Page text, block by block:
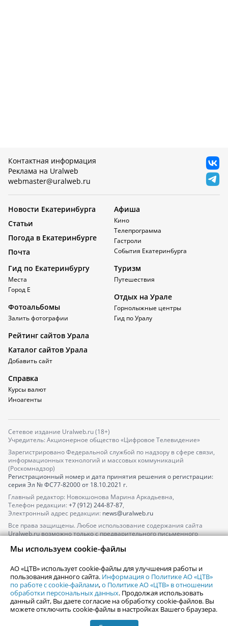
Контактная информация
Реклама на Uralweb
webmaster@uralweb.ru
Новости Екатеринбурга
Статьи
Погода в Екатеринбурге
Почта
Афиша
Кино
Телепрограмма
Гастроли
События Екатеринбурга
Гид по Екатеринбургу
Места
Город Е
Фотоальбомы
Залить фотографии
Туризм
Путешествия
Отдых на Урале
Горнолыжные центры
Гид по Уралу
Рейтинг сайтов Урала
Каталог сайтов Урала
Добавить сайт
Справка
Курсы валют
Иноагенты
Сетевое издание Uralweb.ru (18+)
Учредитель: Акционерное общество «Цифровое Телевидение»
Зарегистрировано Федеральной службой по надзору в сфере связи,
информационных технологий и массовых коммуникаций
(Роскомнадзор)
Регистрационный номер и дата принятия решения о регистрации:
серия Эл № ФС77-82000от 18.10.2021 г.
Главный редактор: Новокшонова Марина Аркадьевна,
Телефон редакции: +7 (912) 244-87-87,
Электронный адрес редакции: news@uralweb.ru
Все права защищены. Любое использование содержания сайта
Uralweb.ru возможно только с предварительного письменного
По вопросам размещения рекламы обращайтесь по тел.
По вопросам размещения информации в разделе «Афиша»
afisha@uralweb.ru
Пользовательское соглашение на использование сайта
Политика АО «ЦТВ» в отношении обработки персональных данных
Мы используем cookie-файлы
АО «ЦТВ» использует cookie-файлы для улучшения работы и
пользования данного сайта. Информация о Политике АО «ЦТВ»
по работе с cookie-файлами,о Политике АО «ЦТВ» в отношении
обработки персональных данных. Продолжая использовать
данный сайт, Вы даете согласие на обработку cookie-файлов. Вы
можете отключить cookie-файлы в настройках Вашего браузера.